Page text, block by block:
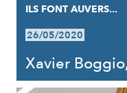
ILS FONT AUVERS...
26/05/2020
Xavier